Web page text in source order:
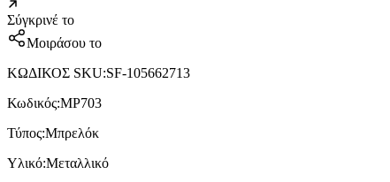
Σύγκρινέ το
Μοιράσου το
ΚΩΔΙΚΟΣ SKU:SF-105662713
Κωδικός:MP703
Τύπος:Μπρελόκ
Υλικό:Μεταλλικό